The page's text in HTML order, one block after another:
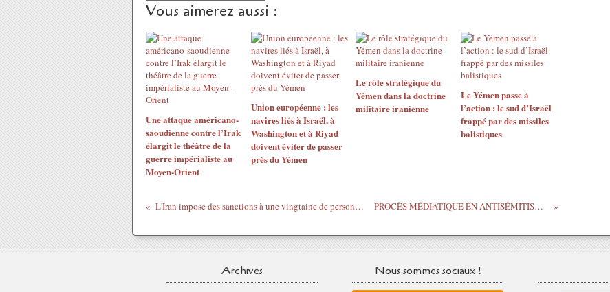
Vous aimerez aussi :
Une attaque américano-
saoudienne contre l’Irak
élargit le théâtre de la
guerre impérialiste au
Moyen-Orient
Union européenne : les
navires liés à Israël, à
Washington et à Riyad
doivent éviter de passer
près du Yémen
Le rôle stratégique du
Yémen dans la doctrine
militaire iranienne
Le Yémen passe à
l’action : le sud d’Israël
frappé par des missiles
balistiques
L'Iran impose des sanctions à une vingtaine de personnes et entités américaines et britanniques pour leur soutien à Israël PROCÈS MÉDIATIQUE EN ANTISÉMITISME : PEUT-ON ENCORE DÉFENDRE LES INSOUMIS ?
Archives Nous sommes sociaux !